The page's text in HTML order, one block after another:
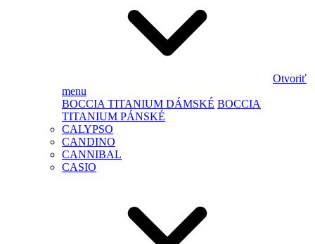
Otvoriť
menu
BOCCIA TITANIUM DÁMSKÉ BOCCIA
TITANIUM PÁNSKÉ
CALYPSO
CANDINO
CANNIBAL
CASIO